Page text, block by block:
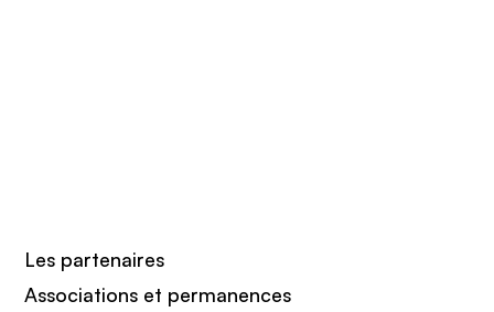
Les partenaires
Associations et permanences